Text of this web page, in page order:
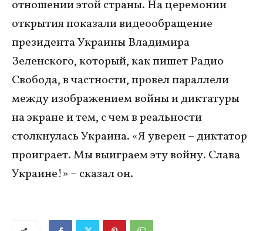
отношении этой страны. На церемонии
открытия показали видеообращение
президента Украины Владимира
Зеленского, который, как пишет Радио
Свобода, в частности, провел параллели
между изображением войны и диктатуры
на экране и тем, с чем в реальности
столкнулась Украина. «Я уверен – диктатор
проиграет. Мы выиграем эту войну. Слава
Украине!» – сказал он.